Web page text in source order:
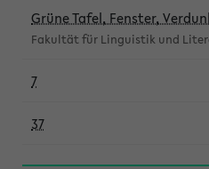
Grüne Tafel, Fenster,
Fakultät für Linguistik und
7
37